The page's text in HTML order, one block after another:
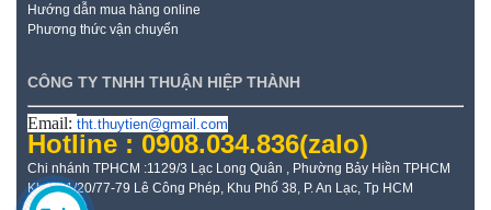
Hướng dẫn mua hàng online
Phương thức vận chuyển
CÔNG TY TNHH THUẬN HIỆP THÀNH
Email: tht.thuytien@gmail.com
Hotline : 0908.034.836(zalo)
Chi nhánh TPHCM :1129/3 Lạc Long Quân , Phường Bảy Hiền TPHCM
Kho: 21/20/77-79 Lê Công Phép, Khu Phố 38, P. An Lạc, Tp HCM